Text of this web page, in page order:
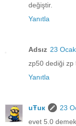
değiştir.
Yanıtla
Adsız 23
zp50 dediği zp
Yanıtla
uŦuк
23
evet 5.0 demek